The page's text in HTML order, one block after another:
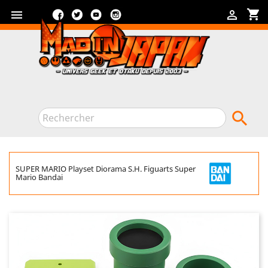
 shopping_cart

FacebookTwitterYouTube

SUPER MARIO Playset Diorama S.H. Figuarts Super
Mario Bandai